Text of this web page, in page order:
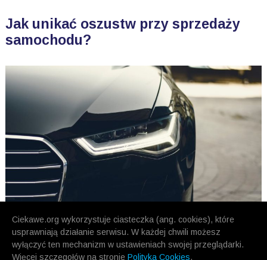
Ciekawe.org wykorzystuje ciasteczka (ang. cookies), które
usprawniają działanie serwisu. W każdej chwili możesz
wyłączyć ten mechanizm w ustawieniach swojej przeglądarki.
Więcej szczegołów na stronie Polityka Cookies.
Jak unikać oszustw przy sprzedaży
samochodu?